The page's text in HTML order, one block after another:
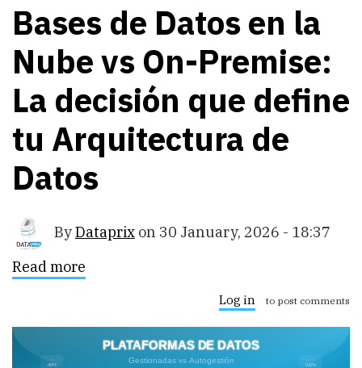
Bases de Datos en la
Nube vs On-Premise:
La decisión que define
tu Arquitectura de
Datos
ByDataprix on 30 January, 2026 - 18:37
Read more
en
Nube
Log in to post comments